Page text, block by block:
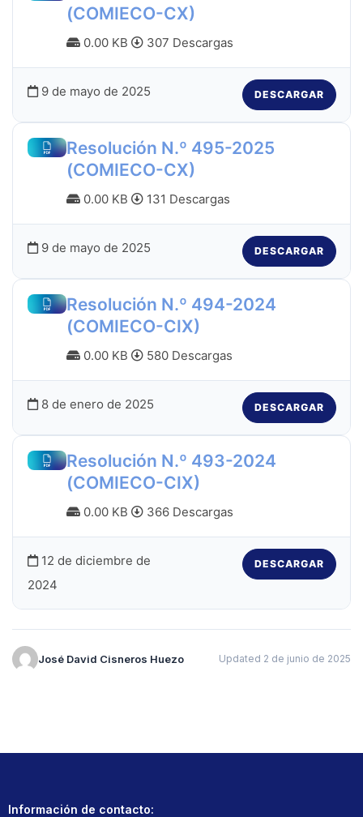
(COMIECO-CX)
0.00 KB 307 Descargas
9 de mayo de 2025 DESCARGAR
Resolución N.º 495-2025
(COMIECO-CX)
0.00 KB 131 Descargas
9 de mayo de 2025 DESCARGAR
Resolución N.º 494-2024
(COMIECO-CIX)
0.00 KB 580 Descargas
8 de enero de 2025 DESCARGAR
Resolución N.º 493-2024
(COMIECO-CIX)
0.00 KB 366 Descargas
12 de diciembre de
2024
DESCARGAR
José David Cisneros Huezo Updated 2 de junio de 2025
Información de contacto: